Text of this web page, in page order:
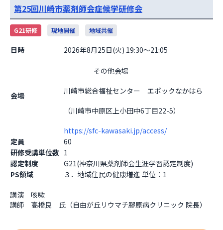
第25回川崎市薬剤師会症候学研修会
G21研修 現地開催 地域共催
日時 2026年8月25日(火) 19:30～21:05
会場
川崎市総合福祉センター　エポックなかはら
（川崎市中原区上小田中6丁目22-5）
https://sfc-kawasaki.jp/access/
定員
60
研修受講単位数 1
認定制度
G21(神奈川県薬剤師会生涯学習認定制度)
PS領域
３．地域住民の健康増進 単位：1
講演　咳嗽
講師　高橋良　氏（自由が丘リウマチ膠原病クリニック 院長）